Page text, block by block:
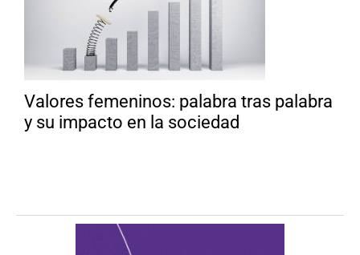
Valores femeninos: palabra tras palabra
y su impacto en la sociedad